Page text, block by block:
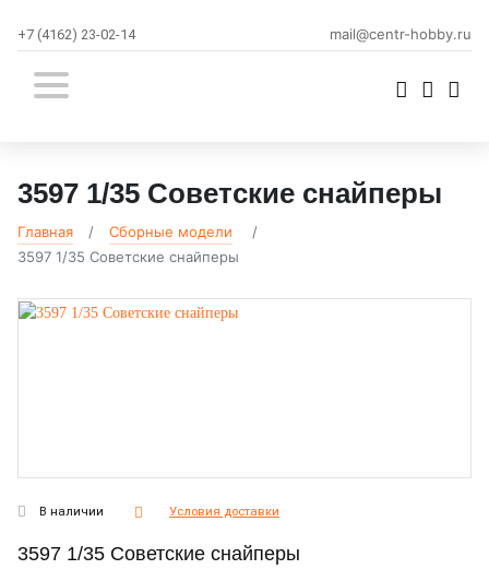
mail@centr-hobby.ru
+7 (4162) 23-02-14
3597 1/35 Советские снайперы
Главная
Сборные модели
3597 1/35 Советские снайперы
В наличии Условия доставки
3597 1/35 Советские снайперы